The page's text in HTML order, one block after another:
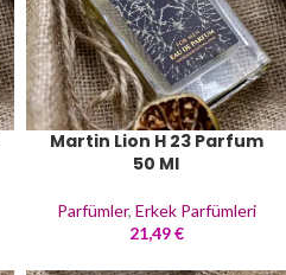
Martin Lion H 23 Parfum
50 Ml
Parfümler, Erkek Parfümleri
21,49€